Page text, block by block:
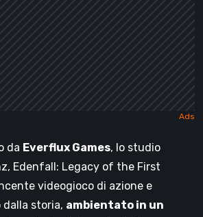
da Everflux Games, lo studio
Edenfall: Legacy of the First
videogioco di azione e
storia, ambientato in un